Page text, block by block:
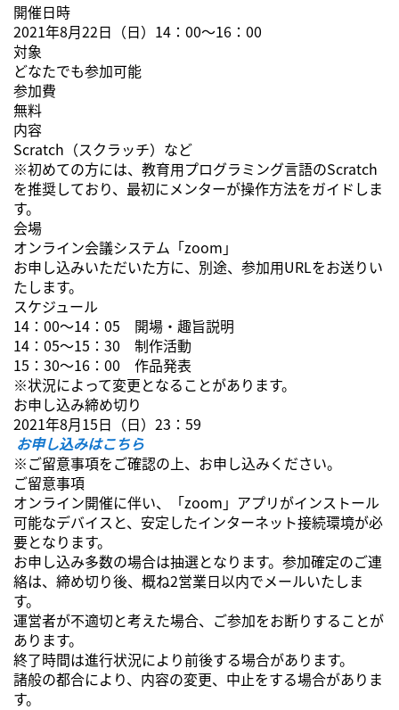
開催日時
2021年8月22日（日）14：00～16：00
対象
どなたでも参加可能
参加費
無料
内容
Scratch（スクラッチ）など
※初めての方には、教育用プログラミング言語のScratch
を推奨しており、最初にメンターが操作方法をガイドしま
す。
会場
オンライン会議システム「zoom」
お申し込みいただいた方に、別途、参加用URLをお送りい
たします。
スケジュール
14：00～14：05 開場・趣旨説明
14：05～15：30 制作活動
15：30～16：00 作品発表
※状況によって変更となることがあります。
お申し込み締め切り
2021年8月15日（日）23：59
お申し込みはこちら
※ご留意事項をご確認の上、お申し込みください。
ご留意事項
オンライン開催に伴い、「zoom」アプリがインストール
可能なデバイスと、安定したインターネット接続環境が必
要となります。
お申し込み多数の場合は抽選となります。参加確定のご連
絡は、締め切り後、概ね2営業日以内でメールいたしま
す。
運営者が不適切と考えた場合、ご参加をお断りすることが
あります。
終了時間は進行状況により前後する場合があります。
諸般の都合により、内容の変更、中止をする場合がありま
す。